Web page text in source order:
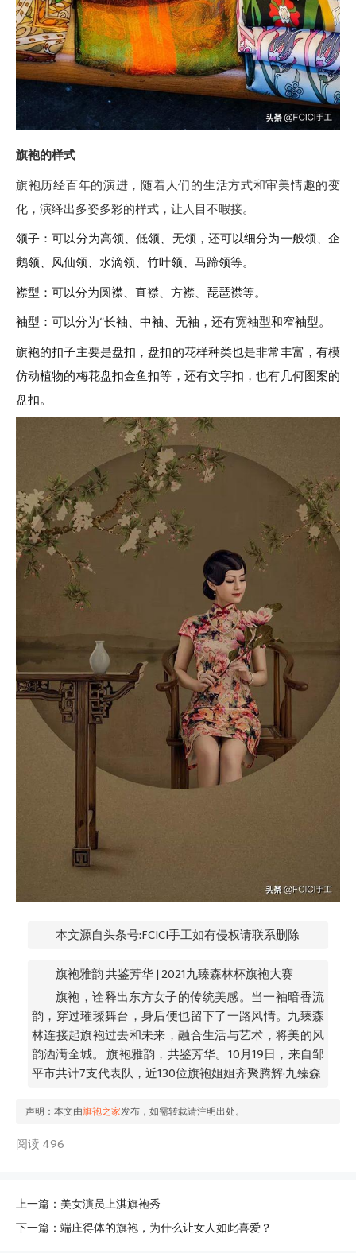
旗袍的样式
旗袍历经百年的演进，随着人们的生活方式和审美情趣的变
化，演绎出多姿多彩的样式，让人目不暇接。
领子：可以分为高领、低领、无领，还可以细分为一般领、企
鹅领、风仙领、水滴领、竹叶领、马蹄领等。
襟型：可以分为圆襟、直襟、方襟、琵琶襟等。
袖型：可以分为“长袖、中袖、无袖，还有宽袖型和窄袖型。
旗袍的扣子主要是盘扣，盘扣的花样种类也是非常丰富，有模
仿动植物的梅花盘扣金鱼扣等，还有文字扣，也有几何图案的
盘扣。
本文源自头条号:FCICI手工如有侵权请联系删除
旗袍雅韵 共鉴芳华 | 2021九臻森林杯旗袍大赛
旗袍，诠释出东方女子的传统美感。当一袖暗香流
韵，穿过璀璨舞台，身后便也留下了一路风情。九臻森
林连接起旗袍过去和未来，融合生活与艺术，将美的风
韵洒满全城。 旗袍雅韵，共鉴芳华。10月19日，来自邹
平市共计7支代表队，近130位旗袍姐姐齐聚腾辉·九臻森
声明：本文由旗袍之家发布，如需转载请注明出处。
阅读 496
上一篇：美女演员上淇旗袍秀
下一篇：端庄得体的旗袍，为什么让女人如此喜爱？